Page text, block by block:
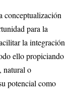
conceptualización
para la
la integración
ello propiciando
natural o
potencial como